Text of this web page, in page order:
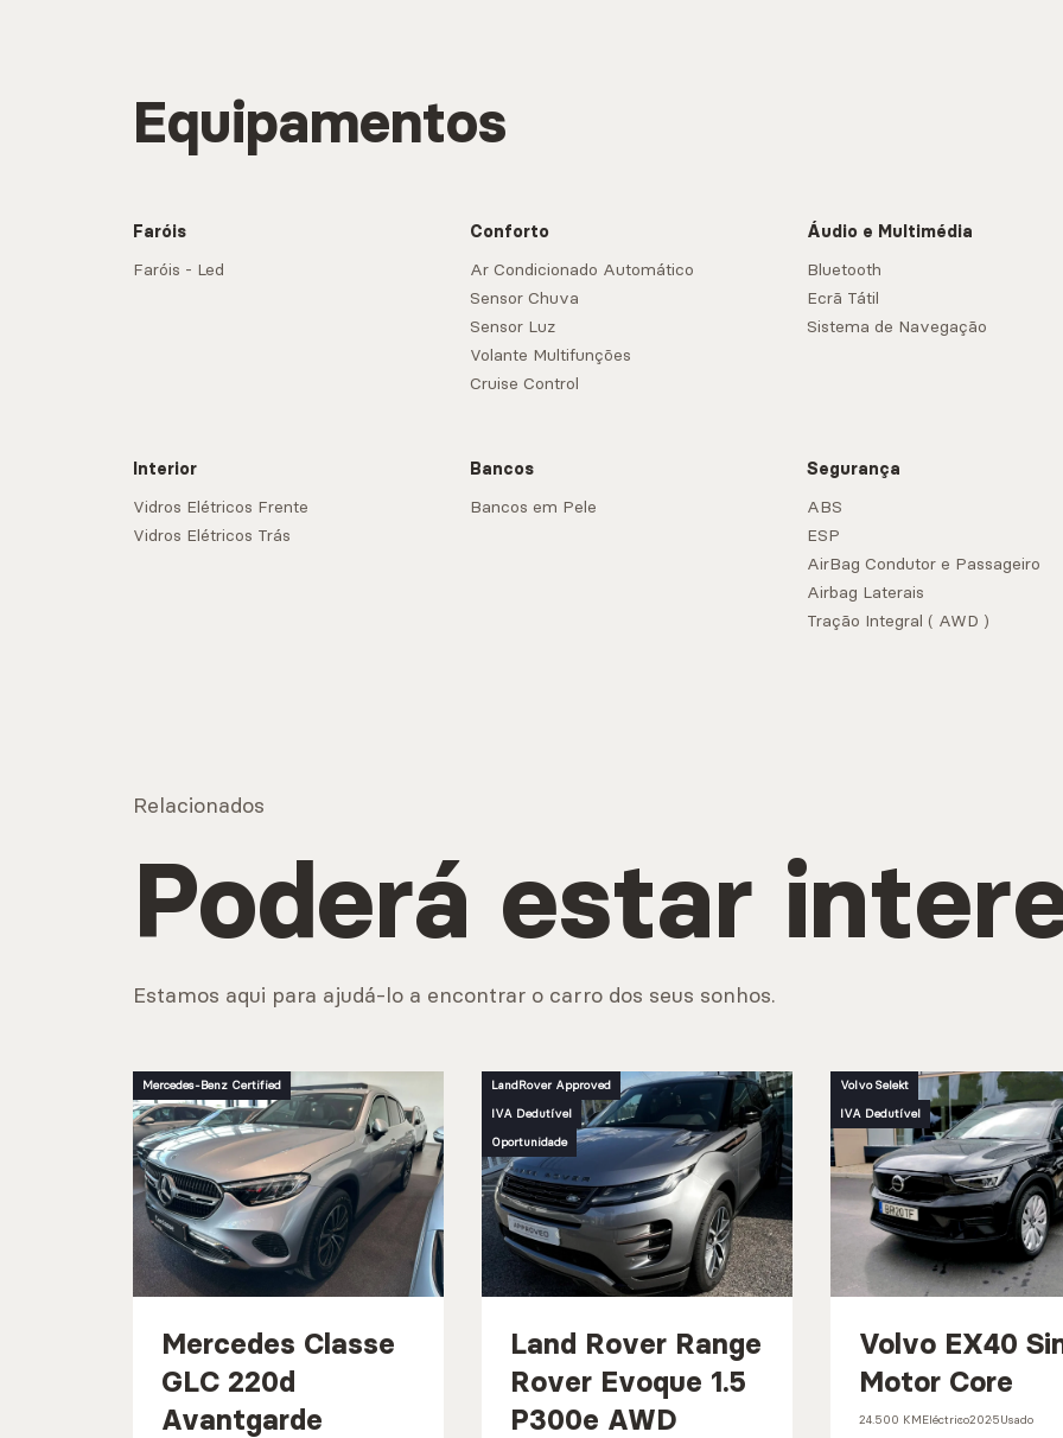
Equipamentos
Faróis
Faróis - Led
Conforto
Ar Condicionado Automático
Sensor Chuva
Sensor Luz
Volante Multifunções
Cruise Control
Áudio e Multimédia
Bluetooth
Ecrã Tátil
Sistema de Navegação
Interior
Vidros Elétricos Frente
Vidros Elétricos Trás
Bancos
Bancos em Pele
Segurança
ABS
ESP
AirBag Condutor e Passageiro
Airbag Laterais
Tração Integral ( AWD )
Relacionados
Poderá estar
Estamos aqui para ajudá-lo a encontrar o carro dos seus sonhos.
Mercedes-Benz Certified
Mercedes Classe
GLC 220d
Avantgarde
LandRover Approved
IVA Dedutível
Oportunidade
Land Rover Range
Rover Evoque 1.5
P300e AWD
Volvo Selekt
IVA Dedutível
Volvo EX40
Motor Core
24.500 KMEléctrico2025Usado